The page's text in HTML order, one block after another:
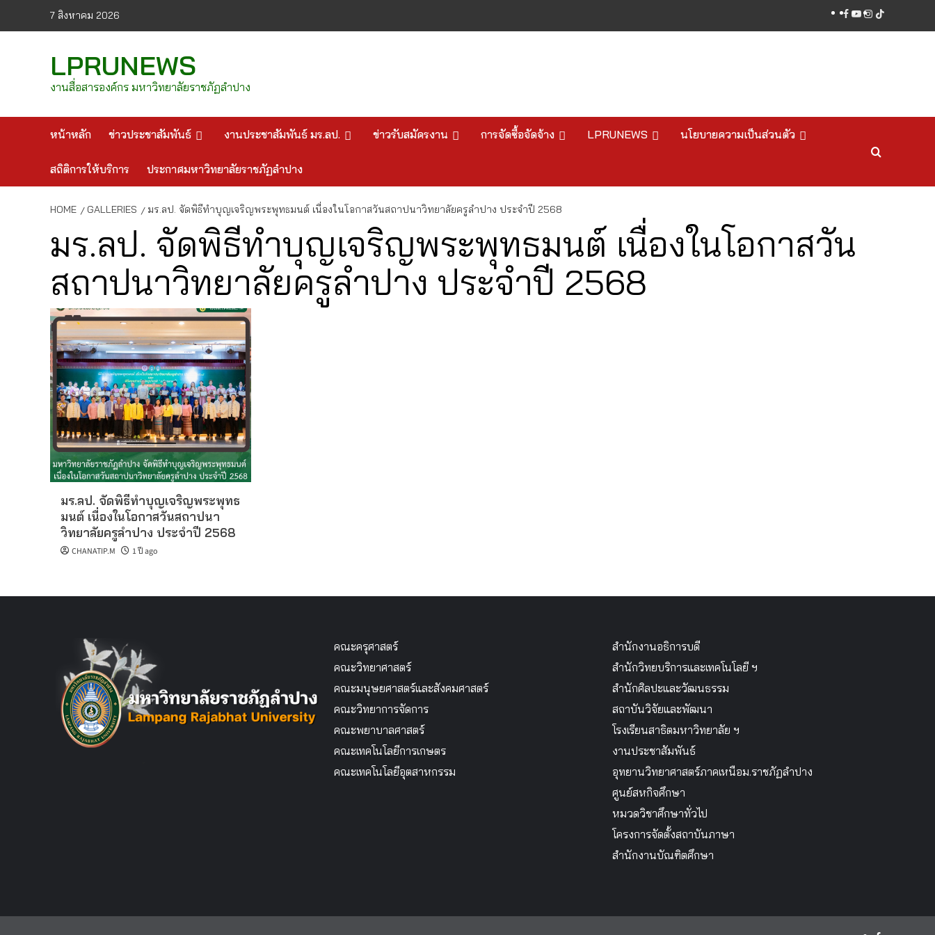
7 สิงหาคม 2026 facebook
youtube
instagram
tiktok
LPRUNEWS
งานสื่อสารองค์กร มหาวิทยาลัยราชภัฏลำปาง
หน้าหลัก ข่าวประชาสัมพันธ์ งานประชาสัมพันธ์ มร.ลป. ข่าวรับสมัครงาน การจัดซื้อจัดจ้าง LPRUNEWS นโยบายความเป็นส่วนตัว
สถิติการให้บริการ ประกาศมหาวิทยาลัยราชภัฏลำปาง
HOME GALLERIES มร.ลป. จัดพิธีทำบุญเจริญพระพุทธมนต์ เนื่องในโอกาสวันสถาปนาวิทยาลัยครูลำปาง ประจำปี 2568
มร.ลป. จัดพิธีทำบุญเจริญพระพุทธมนต์ เนื่องในโอกาสวัน
สถาปนาวิทยาลัยครูลำปาง ประจำปี 2568
มร.ลป. จัดพิธีทำบุญเจริญพระพุทธ
มนต์ เนื่องในโอกาสวันสถาปนา
วิทยาลัยครูลำปาง ประจำปี 2568
CHANATIP.M 1 ปี ago
คณะครุศาสตร์
คณะวิทยาศาสตร์
คณะมนุษยศาสตร์และสังคมศาสตร์
คณะวิทยาการจัดการ
คณะพยาบาลศาสตร์
คณะเทคโนโลยีการเกษตร
คณะเทคโนโลยีอุตสาหกรรม
สำนักงานอธิการบดี
สำนักวิทยบริการและเทคโนโลยี ฯ
สำนักศิลปะและวัฒนธรรม
สถาบันวิจัยและพัฒนา
โรงเรียนสาธิตมหาวิทยาลัย ฯ
งานประชาสัมพันธ์
อุทยานวิทยาศาสตร์ภาคเหนือม.ราชภัฏลำปาง
ศูนย์สหกิจศึกษา
หมวดวิชาศึกษาทั่วไป
โครงการจัดตั้งสถาบันภาษา
สำนักงานบัณฑิตศึกษา